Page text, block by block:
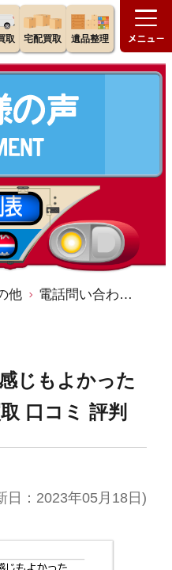
取 宅配買取 遺品整理
他 電話問い合わせの感じもよかった ／鉄道本舗 宅配買取 口コミ 評判
じもよかった
口コミ 評判
日：2023年05月18日)